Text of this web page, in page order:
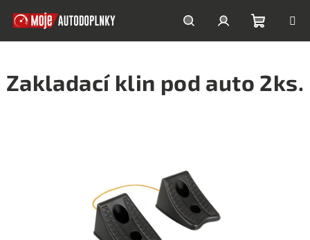
HľadaťPrihlásenie
košík
Zakladací klin pod auto 2ks.